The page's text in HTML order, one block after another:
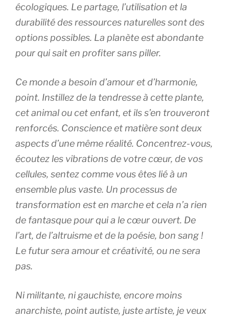
écologiques. Le partage, l’utilisation et la
durabilité des ressources naturelles sont des
options possibles. La planète est abondante
pour qui sait en profiter sans piller.
Ce monde a besoin d’amour et d’harmonie,
point. Instillez de la tendresse à cette plante,
cet animal ou cet enfant, et ils s’en trouveront
renforcés. Conscience et matière sont deux
aspects d’une même réalité. Concentrez-vous,
écoutez les vibrations de votre cœur, de vos
cellules, sentez comme vous êtes lié à un
ensemble plus vaste. Un processus de
transformation est en marche et cela n’a rien
de fantasque pour qui a le cœur ouvert. De
l’art, de l’altruisme et de la poésie, bon sang !
Le futur sera amour et créativité, ou ne sera
pas.
Ni militante, ni gauchiste, encore moins
anarchiste, point autiste, juste artiste, je veux